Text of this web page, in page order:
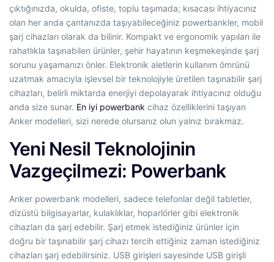
çıktığınızda, okulda, ofiste, toplu taşımada; kısacası ihtiyacınız
olan her anda çantanızda taşıyabileceğiniz powerbankler, mobil
şarj cihazları olarak da bilinir. Kompakt ve ergonomik yapıları ile
rahatlıkla taşınabilen ürünler, şehir hayatının keşmekeşinde şarj
sorunu yaşamanızı önler. Elektronik aletlerin kullanım ömrünü
uzatmak amacıyla işlevsel bir teknolojiyle üretilen taşınabilir şarj
cihazları, belirli miktarda enerjiyi depolayarak ihtiyacınız olduğu
anda size sunar. En iyi powerbank cihaz özelliklerini taşıyan
Anker modelleri, sizi nerede olursanız olun yalnız bırakmaz.
Yeni Nesil Teknolojinin
Vazgeçilmezi: Powerbank
Anker powerbank modelleri, sadece telefonlar değil tabletler,
dizüstü bilgisayarlar, kulaklıklar, hoparlörler gibi elektronik
cihazları da şarj edebilir. Şarj etmek istediğiniz ürünler için
doğru bir taşınabilir şarj cihazı tercih ettiğiniz zaman istediğiniz
cihazları şarj edebilirsiniz. USB girişleri sayesinde USB girişli